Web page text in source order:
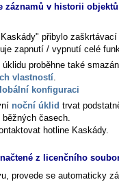
záznamů v historii
přibylo zaškrtávací
zapnutí / vypnutí celé
proběhne také
vlastností
konfiguraci
noční úklid trvat
časech.
hotline Kaskády.
z licenčního
provede se automaticky